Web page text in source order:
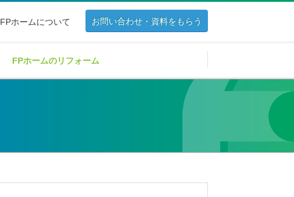
FPホームについて お問い合わせ・資料をもらう
FPホームのリフォーム